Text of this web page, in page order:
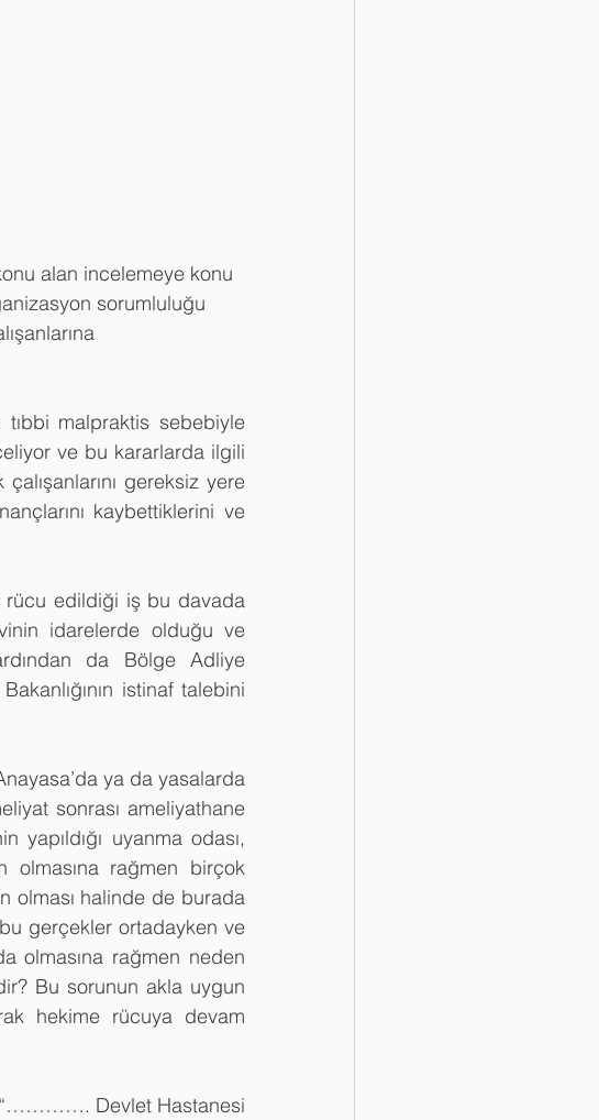
alan incelemeye konu
sorumluluğu
tıbbi malpraktis sebebiyle
ve bu kararlarda ilgili
gereksiz yere
kaybettiklerini ve
rücu edildiği iş bu davada
idarelerde olduğu ve
da Bölge Adliye
istinaf talebini
ya da yasalarda
sonrası ameliyathane
yapıldığı uyanma odası,
olmasına rağmen birçok
olması halinde de burada
gerçekler ortadayken ve
olmasına rağmen neden
Bu sorunun akla uygun
hekime rücuya devam
“…………. Devlet Hastanesi